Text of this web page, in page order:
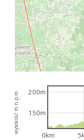
wysokość m n.p.m.
0km
150m
200m